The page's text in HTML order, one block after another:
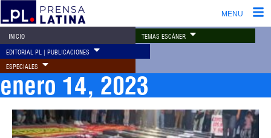
MENU
INICIO TEMAS ESCÁNER
EDITORIAL PL | PUBLICACIONES
ESPECIALES
enero 14, 2023